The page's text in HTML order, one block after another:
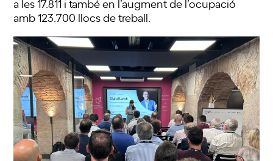
a les 17.811 i també en l’augment de l’ocupació
amb 123.700 llocs de treball.